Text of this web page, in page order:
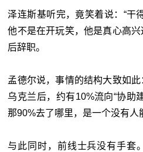
泽连斯基听完，竟笑着说：“干
他不是在开玩笑，他是真心高
后辞职。
孟德尔说，事情的结构大致如
乌克兰后，约有10%流向“协助
那90%去了哪里，是一个没有人
与此同时，前线士兵没有手套